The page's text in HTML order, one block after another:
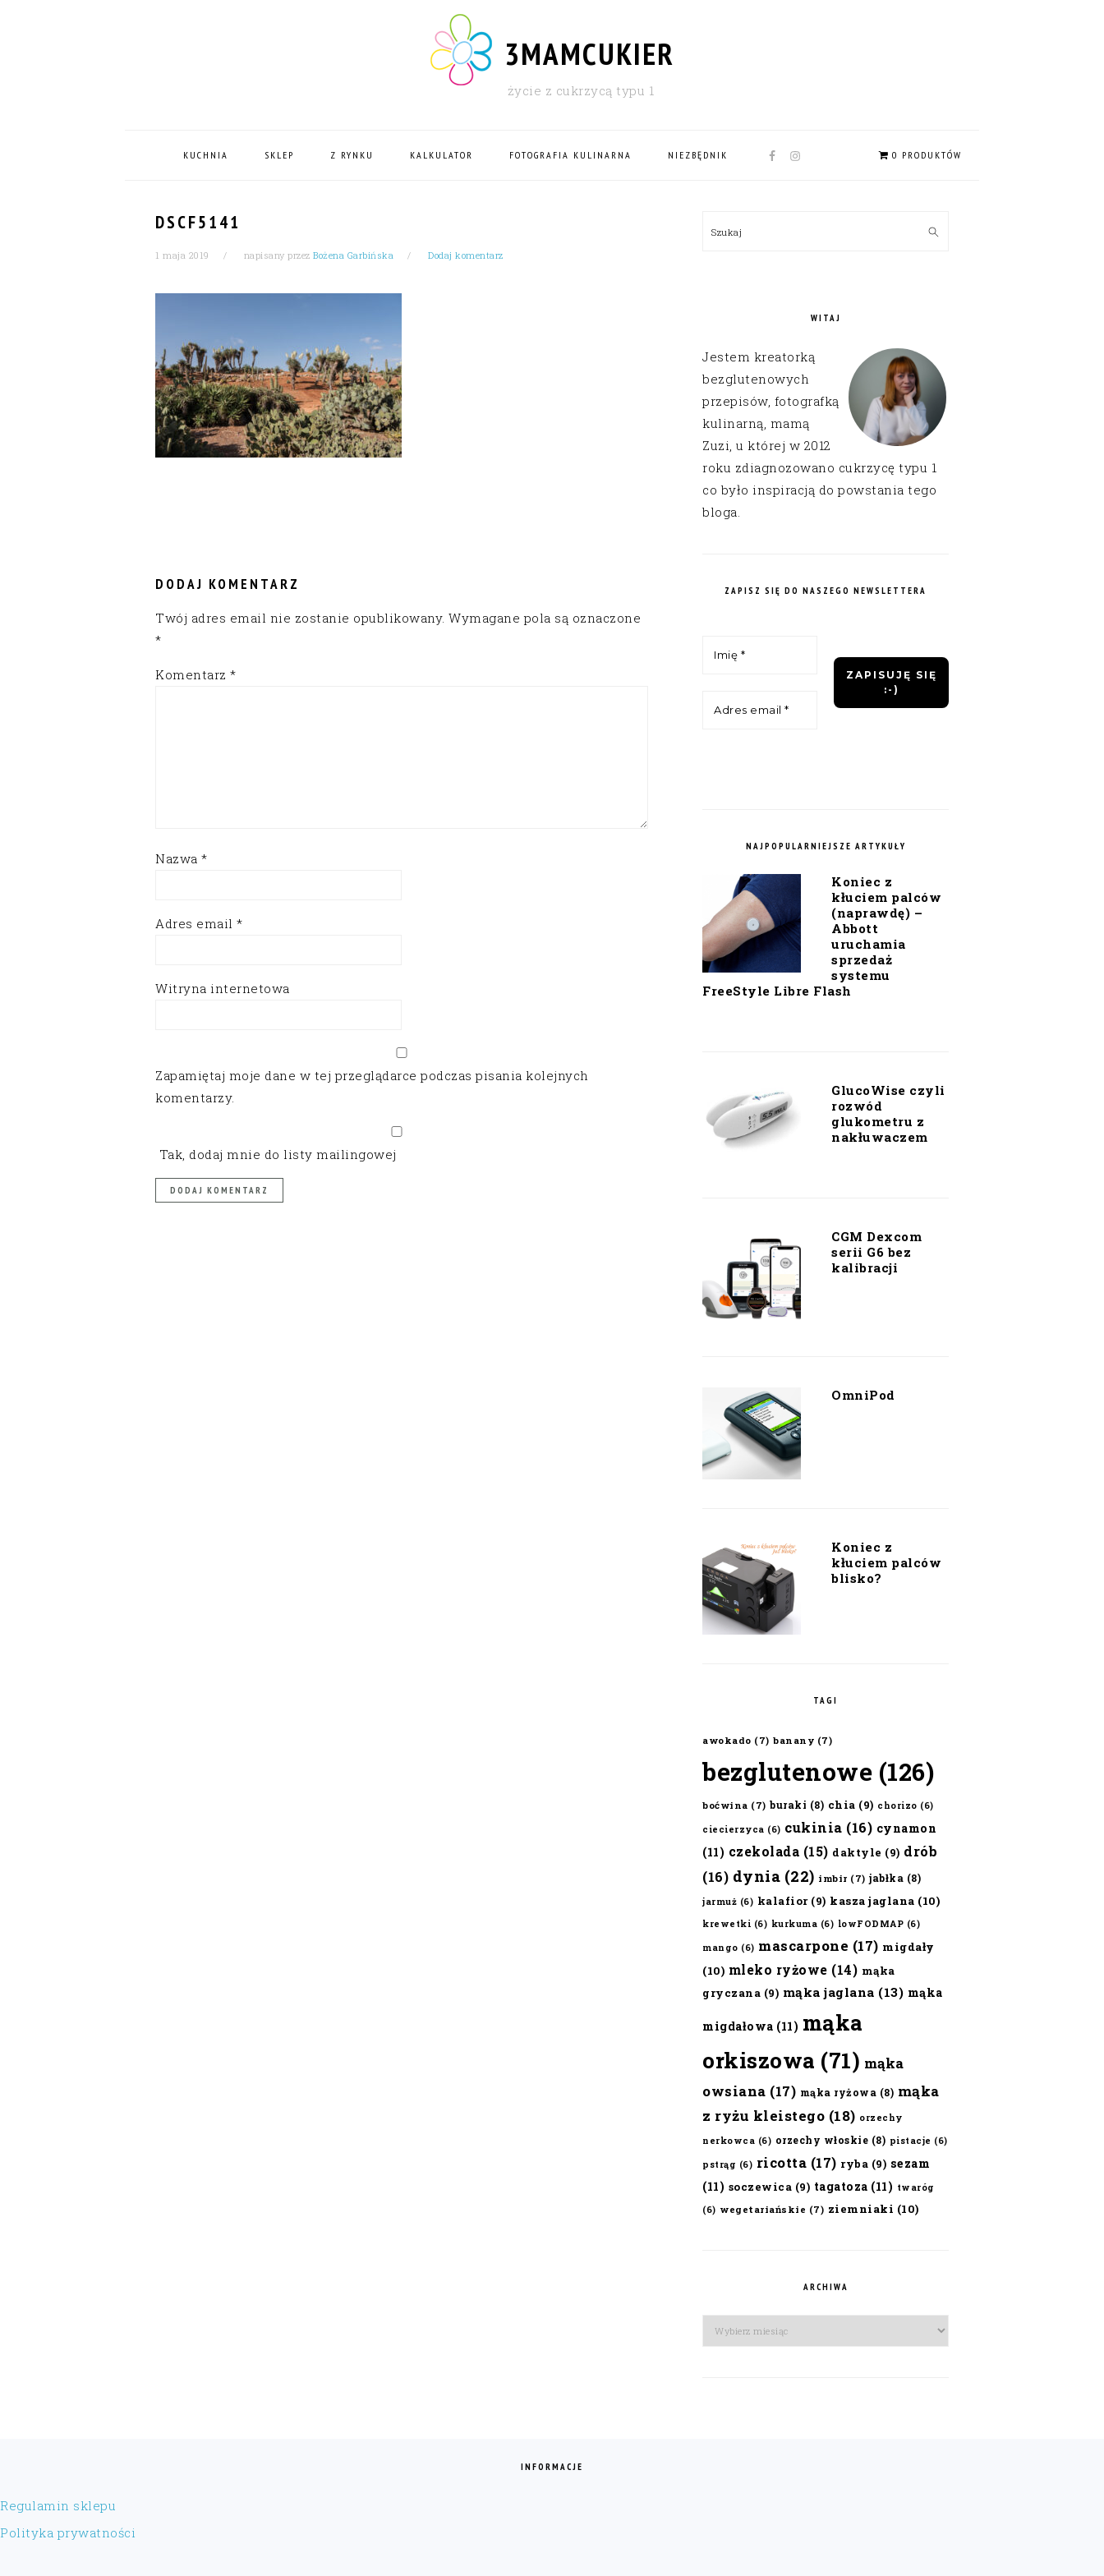
3MAMCUKIER
życie z cukrzycą typu 1
KUCHNIA SKLEP Z RYNKU KALKULATOR FOTOGRAFIA KULINARNA NIEZBĘDNIK
NAV
0 PRODUKTÓW
DSCF5141
1 maja 2019 napisany przez Bożena Garbińska Dodaj komentarz
DODAJ KOMENTARZ
Twój adres email nie zostanie opublikowany. Wymagane pola są oznaczone
*
Komentarz *
Nazwa *
Adres email *
Witryna internetowa
Zapamiętaj moje dane w tej przeglądarce podczas pisania kolejnych
komentarzy.
Tak, dodaj mnie do listy mailingowej
SIDEBAR
Szukaj
WITAJ
Jestem kreatorką
bezglutenowych
przepisów, fotografką
kulinarną, mamą
Zuzi, u której w 2012
roku zdiagnozowano cukrzycę typu 1
co było inspiracją do powstania tego
bloga.
ZAPISZ SIĘ DO NASZEGO NEWSLETTERA
NAJPOPULARNIEJSZE ARTYKUŁY
Koniec z
kłuciem palców
(naprawdę) –
Abbott
uruchamia
sprzedaż
systemu
FreeStyle Libre Flash
GlucoWise czyli
rozwód
glukometru z
nakłuwaczem
CGM Dexcom
serii G6 bez
kalibracji
OmniPod
Koniec z
kłuciem palców
blisko?
TAGI
awokado (7) banany (7)
bezglutenowe (126)
boćwina (7) buraki (8) chia (9) chorizo (6)
ciecierzyca (6) cukinia (16) cynamon
(11) czekolada (15) daktyle (9) drób
(16) dynia (22) imbir (7) jabłka (8)
jarmuż (6) kalafior(9) kasza jaglana (10)
krewetki (6) kurkuma (6) lowFODMAP (6)
mango (6) mascarpone (17) migdały
(10) mleko ryżowe (14) mąka
gryczana (9) mąka jaglana (13) mąka
migdałowa (11) mąka
orkiszowa (71) mąka
owsiana (17) mąka ryżowa (8) mąka
z ryżu kleistego (18) orzechy
nerkowca (6) orzechy włoskie (8) pistacje (6)
pstrąg (6) ricotta (17) ryba (9) sezam
(11) soczewica (9) tagatoza (11) twaróg
(6) wegetariańskie (7) ziemniaki (10)
ARCHIWA
Archiwa
INFORMACJE
Regulamin sklepu
Polityka prywatności